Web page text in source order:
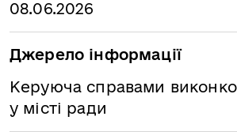
08.06.2026
Джерело інформації
Керуюча справами
у місті ради